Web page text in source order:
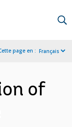
page en : Français
of